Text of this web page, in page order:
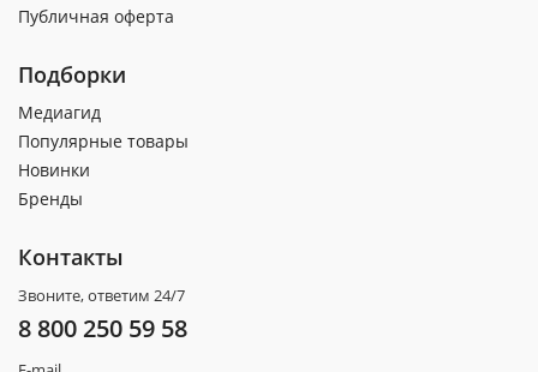
Публичная оферта
Подборки
Медиагид
Популярные товары
Новинки
Бренды
Контакты
Звоните, ответим 24/7
8 800 250 59 58